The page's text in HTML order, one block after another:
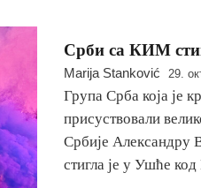
Срби са КИМ
Marija Stanković 29.
Група Срба која је
присуствовали
Србије Александру
стигла је у Ушће